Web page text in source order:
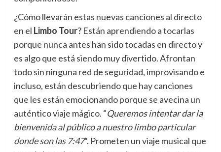
¿Cómo llevarán estas nuevas canciones al directo
en el Limbo Tour? Están aprendiendo a tocarlas
porque nunca antes han sido tocadas en directo y
es algo que está siendo muy divertido. Afrontan
todo sin ninguna red de seguridad, improvisando e
incluso, están descubriendo que hay canciones
que les están emocionando porque se avecina un
auténtico viaje mágico. “Queremos intentar dar la
bienvenida al público a nuestro limbo particular
donde son las 7:47“. Prometen un viaje musical que